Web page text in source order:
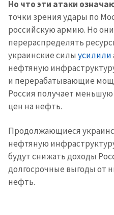
Но что эти атаки
точки зрения удары по
российскую армию. Но
перераспределять
украинские силы усилили
нефтяную
и перерабатывающие
Россия получает
цен на нефть.
Продолжающиеся
нефтяную
будут снижать доходы
долгосрочные выгоды от
нефть.